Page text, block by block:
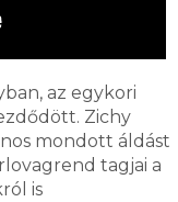
az egykori
Zichy
mondott áldást
tagjai a
is